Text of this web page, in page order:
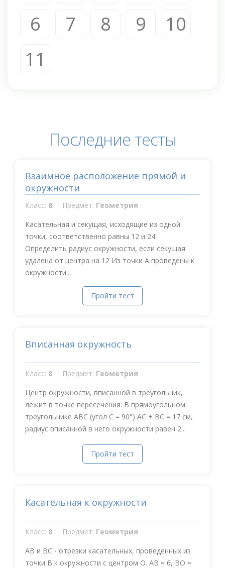
6
7 8 9
10
11
Последние тесты
Взаимное расположение прямой и
окружности
Класс: 8 Предмет: Геометрия
Касательная и секущая, исходящие из одной
точки, соответственно равны 12 и 24.
Определить радиус окружности, если секущая
удалена от центра на 12 Из точки А проведены к
окружности...
Пройти тест
Вписанная окружность
Класс: 8 Предмет: Геометрия
Центр окружности, вписанной в треугольник,
лежит в точке пересечения: В прямоугольном
треугольнике АВС (угол С = 90°) АС + ВС = 17 см,
радиус вписанной в него окружности равен 2...
Пройти тест
Касательная к окружности
Класс: 8 Предмет: Геометрия
АВ и ВС - отрезки касательных, проведенных из
точки В к окружности с центром О. АВ = 6, ВО =